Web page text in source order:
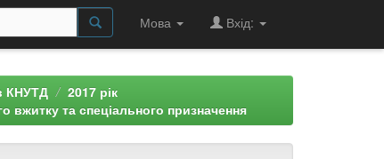
Мова Вхід:
КНУТД
2017 рік
вжитку та спеціального призначення